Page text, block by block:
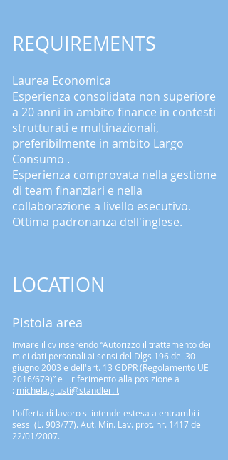
REQUIREMENTS​
Laurea Economica
Esperienza consolidata non superiore
a 20 anni in ambito finance in contesti
strutturati e multinazionali,
preferibilmente in ambito Largo
Consumo .
Esperienza comprovata nella gestione
di team finanziari e nella
collaborazione a livello esecutivo.
Ottima padronanza dell'inglese.
LOCATION
Pistoia area
Inviare il cv inserendo “Autorizzo il trattamento dei
miei dati personali ai sensi del Dlgs 196 del 30
giugno 2003 e dell'art. 13 GDPR (Regolamento UE
2016/679)” e il riferimento alla posizione a
: michela.giusti@standler.it
L'offerta di lavoro si intende estesa a entrambi i
sessi (L. 903/77). Aut. Min. Lav. prot. nr. 1417 del
22/01/2007.